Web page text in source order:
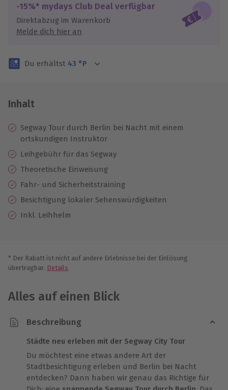
Jeder Gutschein für alle Erlebnisse einlösbar.
Maximale Sicherheit
3 Jahre gültig & verlängerbar.
-15%* mydays Club Deal verfügbar
Direktabzug im Warenkorb
Melde dich hier an
Du erhältst 43 °P
Inhalt
Segway Tour durch Berlin bei Nacht mit einem
ortskundigen Instruktor
Leihgebühr für das Segway
Theoretische Einweisung
Fahr- und Sicherheitstraining
Besichtigung lokaler Sehenswürdigkeiten
Inkl. Leihhelm
* Der Rabatt ist nicht auf andere Erlebnisse bei der Einlösung
übertragbar. Details
Alles auf einen Blick
Beschreibung
Städte neu erleben mit der Segway City Tour
Du möchtest eine etwas andere Art der
Stadtbesichtigung erleben und Berlin bei Nacht
entdecken? Dann haben wir genau das Richtige für